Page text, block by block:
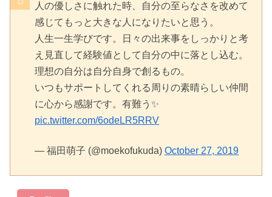
人の優しさに触れた時、自分の至らなさを改めて
感じてもっと大きな人になりたいと思う。
人生一生学びです。日々の出来事をしっかりと考
え見直して経験値として自分の中に落とし込む。
理想の自分は自分自身で創るもの。
いつもサポートしてくれる周りの素晴らしい仲間
に心から感謝です。有難う✨
pic.twitter.com/6odeLR5RRV
— 福田萌子 (@moekofukuda) October 27, 2019